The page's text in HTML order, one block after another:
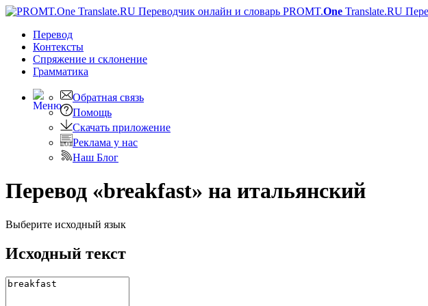
PROMT.One Translate.RU
Перевод
Контексты
Спряжение и склонение
Грамматика
Обратная связь
Помощь
Скачать приложение
Реклама у нас
Наш Блог
Перевод «breakfast» на итальянский
Выберите исходный язык
Исходный текст